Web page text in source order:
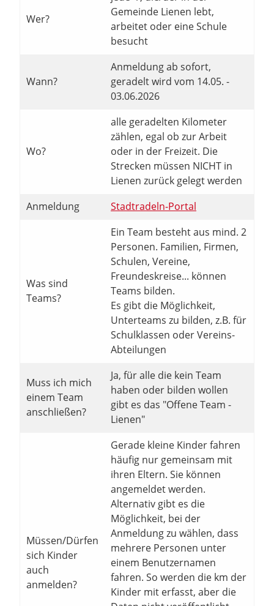
Wer?
Gemeinde Lienen lebt,
arbeitet oder eine Schule
besucht
Wann?
Anmeldung ab sofort,
geradelt wird vom 14.05. -
03.06.2026
Wo?
alle geradelten Kilometer
zählen, egal ob zur Arbeit
oder in der Freizeit. Die
Strecken müssen NICHT in
Lienen zurück gelegt werden
Anmeldung
Stadtradeln-Portal
Was sind
Teams?
Ein Team besteht aus mind. 2
Personen. Familien, Firmen,
Schulen, Vereine,
Freundeskreise... können
Teams bilden.
Es gibt die Möglichkeit,
Unterteams zu bilden, z.B. für
Schulklassen oder Vereins-
Abteilungen
Muss ich mich
einem Team
anschließen?
Ja, für alle die kein Team
haben oder bilden wollen
gibt es das "Offene Team -
Lienen"
Müssen/Dürfen
sich Kinder
auch
anmelden?
Gerade kleine Kinder fahren
häufig nur gemeinsam mit
ihren Eltern. Sie können
angemeldet werden.
Alternativ gibt es die
Möglichkeit, bei der
Anmeldung zu wählen, dass
mehrere Personen unter
einem Benutzernamen
fahren. So werden die km der
Kinder mit erfasst, aber die